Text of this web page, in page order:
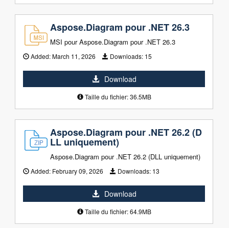
Aspose.Diagram pour .NET 26.3
MSI pour Aspose.Diagram pour .NET 26.3
Added:March 11, 2026 Downloads: 15
Download
Taille du fichier: 36.5MB
Aspose.Diagram pour .NET 26.2 (D
LL uniquement)
Aspose.Diagram pour .NET 26.2 (DLL uniquement)
Added: February 09, 2026 Downloads: 13
Download
Taille du fichier: 64.9MB